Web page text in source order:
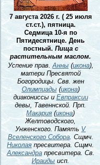
7 августа 2026 г. ( 25 июля
ст.ст.), пятница.
Седмица 10-я по
Пятидесятнице. День
постный. Пища с
растительным маслом.
Успение прав.Анны(икона),
матери Пресвятой
Богородицы. Свв. жен
Олимпиады(икона)
диакониссы и Евпраксии
девы, Тавеннской. Прп.
Макария (икона)
Желтоводского,
Унженского. Память V
Вселенского Собора. Сщмч.
Николая пресвитера. Сщмч.
Александрапресвитера. Св.
Ираиды исп.